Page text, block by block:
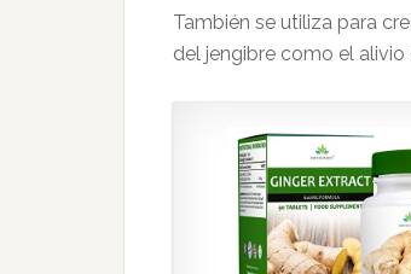
También se utiliza para
del jengibre como el